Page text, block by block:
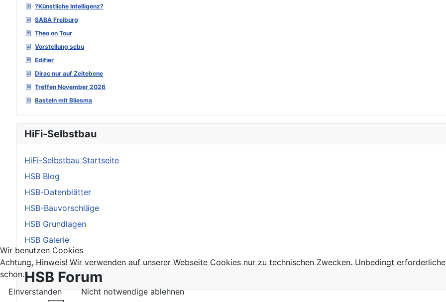
?Künstliche Intelligenz?
SABA Freiburg
Theo on Tour
Vorstellung sebu
Edifier
Dirac nur auf Zeitebene
Treffen November 2026
Basteln mit Bliesma
HiFi-Selbstbau
HiFi-Selbstbau Startseite
HSB Blog
HSB-Datenblätter
HSB-Bauvorschläge
HSB Grundlagen
HSB Galerie
HSB Forum
Wir benutzen Cookies
Achtung, Hinweis! Wir verwenden auf unserer Webseite Cookies nur zu technischen Zwecken. Unbedingt
schon.
Einverstanden
Nicht notwendige ablehnen